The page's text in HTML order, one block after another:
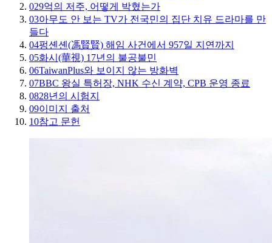
029억의 저주, 어떻게 박혔는가
03아무도 안 보는 TV가 전국민의 집단 치유 드라마를 만
들다
04펑셴셴(馮賢賢) 해임 사건에서 957일 지연까지
05화시(華視) 17년의 불공불민
06TaiwanPlus와 보이지 않는 방화벽
07BBC 왕실 특허장, NHK 수신 계약, CPB 운영 종료
0828년의 시험지
09이미지 출처
10참고 문헌